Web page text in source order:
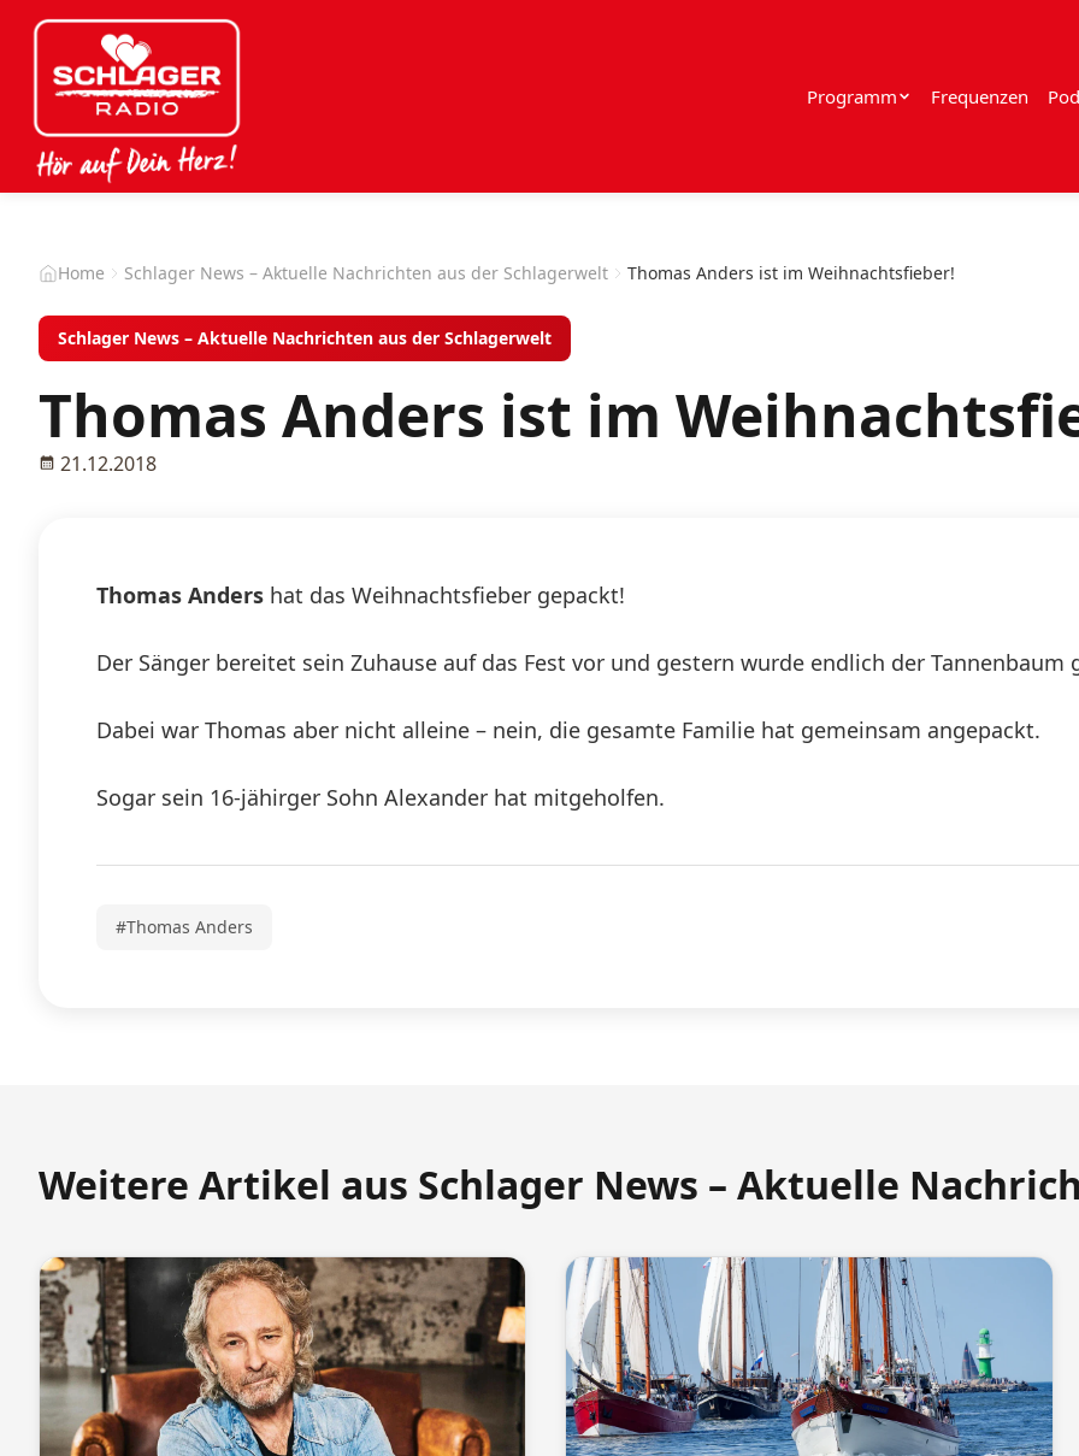
Programm Frequenzen
Home Schlager News – Aktuelle Nachrichten aus der Schlagerwelt Thomas Anders ist im Weihnachtsfieber!
Schlager News – Aktuelle Nachrichten aus der Schlagerwelt
Thomas Anders ist im
21.12.2018
Thomas Anders hat das Weihnachtsfieber gepackt!
Der Sänger bereitet sein Zuhause auf das Fest vor und gestern wurde endlich der Tannenbaum
Dabei war Thomas aber nicht alleine – nein, die gesamte Familie hat gemeinsam angepackt.
Sogar sein 16-jähirger Sohn Alexander hat mitgeholfen.
#Thomas Anders
Weitere Artikel aus Schlager News – Aktuelle